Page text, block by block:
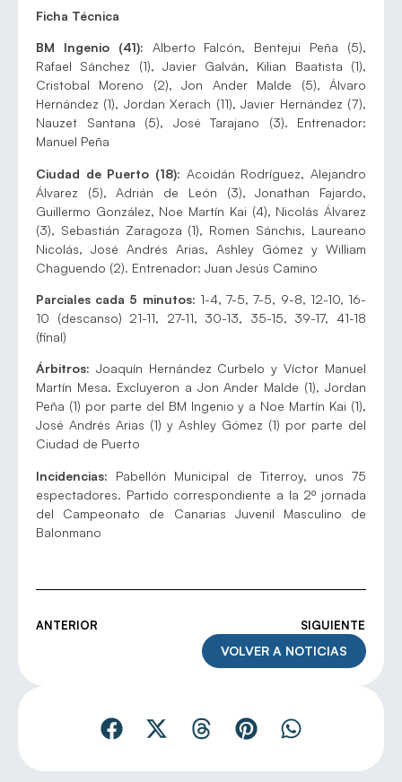
Ficha Técnica
BM Ingenio (41): Alberto Falcón, Bentejui Peña (5),
Rafael Sánchez (1), Javier Galván, Kilian Baatista (1),
Cristobal Moreno (2), Jon Ander Malde (5), Álvaro
Hernández (1), Jordan Xerach (11), Javier Hernández (7),
Nauzet Santana (5), José Tarajano (3). Entrenador:
Manuel Peña
Ciudad de Puerto (18): Acoidán Rodríguez, Alejandro
Álvarez (5), Adrián de León (3), Jonathan Fajardo,
Guillermo González, Noe Martín Kai (4), Nicolás Álvarez
(3), Sebastián Zaragoza (1), Romen Sánchis, Laureano
Nicolás, José Andrés Arias, Ashley Gómez y William
Chaguendo (2). Entrenador: Juan Jesús Camino
Parciales cada 5 minutos: 1-4, 7-5, 7-5, 9-8, 12-10, 16-
10 (descanso) 21-11, 27-11, 30-13, 35-15, 39-17, 41-18
(final)
Árbitros: Joaquín Hernández Curbelo y Víctor Manuel
Martín Mesa. Excluyeron a Jon Ander Malde (1), Jordan
Peña (1) por parte del BM Ingenio y a Noe Martín Kai (1),
José Andrés Arias (1) y Ashley Gómez (1) por parte del
Ciudad de Puerto
Incidencias: Pabellón Municipal de Titerroy, unos 75
espectadores. Partido correspondiente a la 2º jornada
del Campeonato de Canarias Juvenil Masculino de
Balonmano
ANTERIOR SIGUIENTE
VOLVER A NOTICIAS